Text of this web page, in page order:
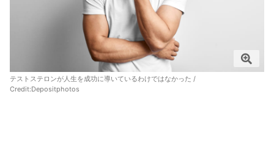
テストステロンが人生を成功に導いているわけではなかった /
Credit:Depositphotos